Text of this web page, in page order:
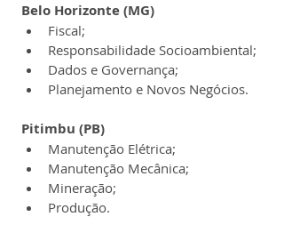
Belo Horizonte (MG)
Fiscal;
Responsabilidade Socioambiental;
Dados e Governança;
Planejamento e Novos Negócios.
Pitimbu (PB)
Manutenção Elétrica;
Manutenção Mecânica;
Mineração;
Produção.